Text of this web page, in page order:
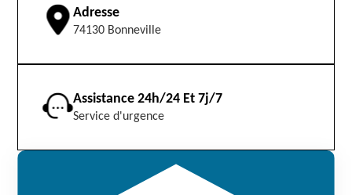
Adresse
74130 Bonneville
Assistance 24h/24 Et 7j/7
Service d'urgence